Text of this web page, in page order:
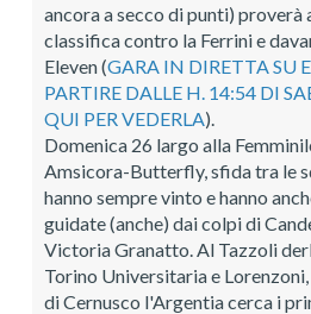
ancora a secco di punti) proverà
classifica contro la Ferrini e
Eleven (GARA IN DIRETTA SU
PARTIRE DALLE H. 14:54 DI
QUI PER VEDERLA).
Domenica 26 largo alla
Amsicora-Butterfly, sfida tra le
hanno sempre vinto e hanno
guidate (anche) dai colpi di
Victoria Granatto. Al Tazzoli
Torino Universitaria e
di Cernusco l'Argentia cerca i